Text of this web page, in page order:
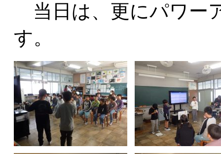
当日は、更にパワー
す。